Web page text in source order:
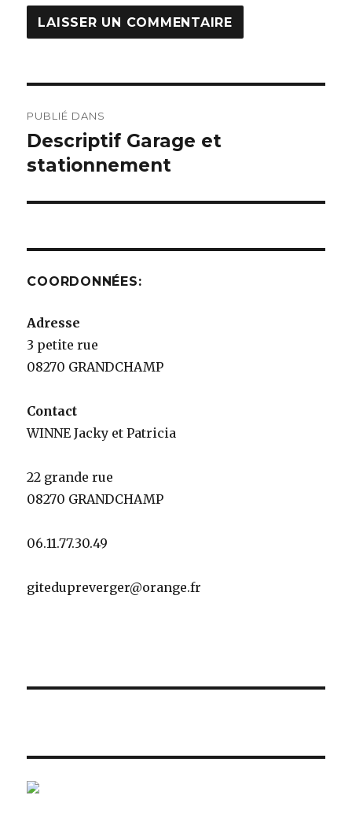
de
l’article
PUBLIÉ DANS
Descriptif Garage et
stationnement
COORDONNÉES:
Adresse
3 petite rue
08270 GRANDCHAMP
Contact
WINNE Jacky et Patricia
22 grande rue
08270 GRANDCHAMP
06.11.77.30.49
gitedupreverger@orange.fr